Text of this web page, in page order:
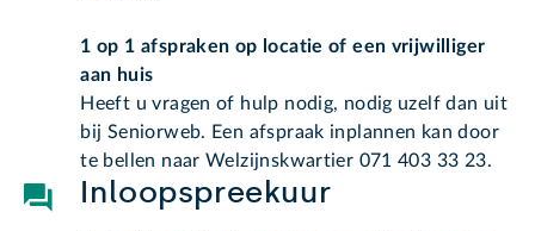
1 op 1 afspraken op locatie of een vrijwilliger
aan huis
Heeft u vragen of hulp nodig, nodig uzelf dan uit
bij Seniorweb. Een afspraak inplannen kan door
te bellen naar Welzijnskwartier 071 403 33 23.
Inloopspreekuur